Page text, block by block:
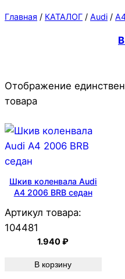
Главная / КАТАЛОГ / Audi /
Отображение
товара
Шкив коленвала Audi
A4 2006 BRB седан
Артикул товара:
104481
1.940₽
В корзину